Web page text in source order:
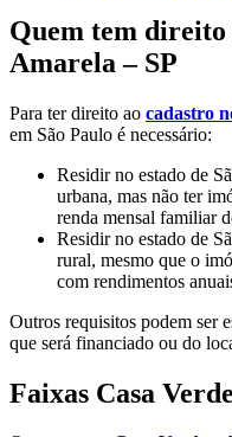
Quem tem direito
Amarela – SP
Para ter direito ao cadastro
em São Paulo é necessário:
Residir no estado de
urbana, mas não ter
renda mensal familiar
Residir no estado de
rural, mesmo que o
com rendimentos
Outros requisitos podem ser
que será financiado ou do
Faixas Casa